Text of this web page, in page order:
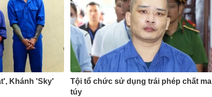
Khánh 'Sky'
Tội tổ chức sử dụng trái phép chất ma
túy